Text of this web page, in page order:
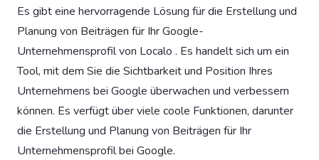
Es gibt eine hervorragende Lösung für die Erstellung und
Planung von Beiträgen für Ihr Google-
Unternehmensprofil von Localo . Es handelt sich um ein
Tool, mit dem Sie die Sichtbarkeit und Position Ihres
Unternehmens bei Google überwachen und verbessern
können. Es verfügt über viele coole Funktionen, darunter
die Erstellung und Planung von Beiträgen für Ihr
Unternehmensprofil bei Google.